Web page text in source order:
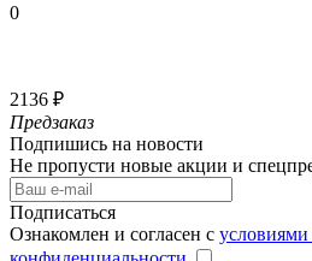
0
2136 ₽
Предзаказ
Подпишись на новости
Не пропусти новые акции и
Подписаться
Ознакомлен и согласен с